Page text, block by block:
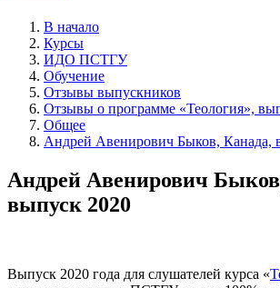
В начало
Курсы
ИДО ПСТГУ
Обучение
Отзывы выпускников
Отзывы о программе «Теология»,
Общее
Андрей Авенирович Быков, Канада,
Андрей Авенирович
выпуск 2020
Выпуск 2020 года для слушателей курса «